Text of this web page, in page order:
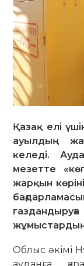
Қазақ елі
ауылдың
келеді.
мезетте
жарқын
Облыс әкімі
ауданға